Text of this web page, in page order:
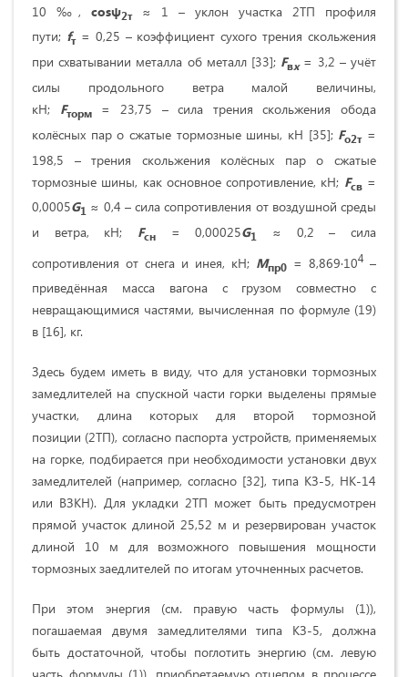
10 ‰, cosψ2т≈ 1 – уклон участка 2ТП профиля
пути; fт= 0,25 – коэффициент сухого трения скольжения
при схватывании металла об металл [33]; Fвx= 3,2 – учёт
силы продольного ветра малой величины,
кН; Fторм= 23,75 – сила трения скольжения обода
колёсных пар о сжатые тормозные шины, кН [35]; Fо2т=
198,5 – трения скольжения колёсных пар о сжатые
тормозные шины, как основное сопротивление, кН; Fсв =
0,0005G1 ≈ 0,4 – сила сопротивления от воздушной среды
и ветра, кН;
Fсн = 0,00025G1
≈ 0,2 – сила
сопротивления от снега и инея, кН; Mпр0 = 8,869∙104 –
приведённая масса вагона с грузом совместно с
невращающимися частями, вычисленная по формуле (19)
в [16], кг.
Здесь будем иметь в виду, что для установки тормозных
замедлителей на спускной части горки выделены прямые
участки, длина которых для второй тормозной
позиции (2ТП), согласно паспорта устройств, применяемых
на горке, подбирается при необходимости установки двух
замедлителей (например, согласно [32], типа КЗ-5, НК-14
или ВЗКН). Для укладки 2ТП может быть предусмотрен
прямой участок длиной 25,52 м и резервирован участок
длиной 10 м для возможного повышения мощности
тормозных заедлителей по итогам уточненных расчетов.
При этом энергия (см. правую часть формулы (1)),
погашаемая двумя замедлителями типа КЗ-5, должна
быть достаточной, чтобы поглотить энергию (см. левую